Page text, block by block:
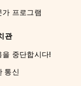
프로그램
관
중단합시다!
통신